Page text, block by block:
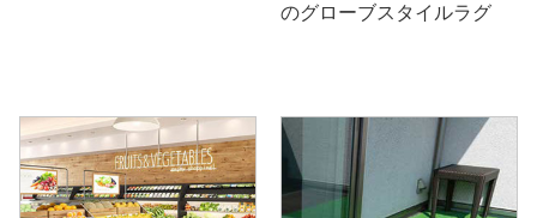
のグローブスタイルラグ